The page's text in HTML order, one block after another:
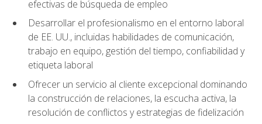
efectivas de búsqueda de empleo
Desarrollar el profesionalismo en el entorno laboral
de EE. UU., incluidas habilidades de comunicación,
trabajo en equipo, gestión del tiempo, confiabilidad y
etiqueta laboral
Ofrecer un servicio al cliente excepcional dominando
la construcción de relaciones, la escucha activa, la
resolución de conflictos y estrategias de fidelización